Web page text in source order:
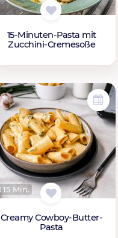
15-Minuten-Pasta mit
Zucchini-Cremesoße
15 Min.
Creamy Cowboy-Butter-
Pasta